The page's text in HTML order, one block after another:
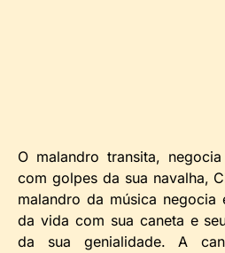
O malandro transita,
com golpes da sua navalha,
malandro da música
da vida com sua caneta e
da sua genialidade. A